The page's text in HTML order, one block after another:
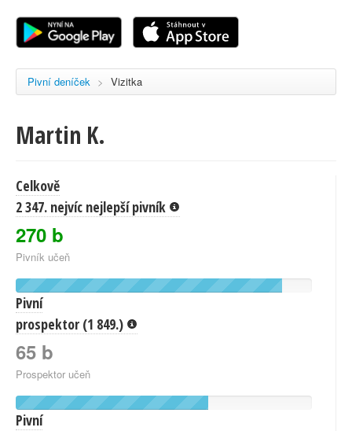
Registrace
Pivní deníček > Vizitka
Martin K.
Celkově
2 347. nejvíc nejlepší pivník
270 b
Pivník učeň
Pivní
prospektor (1 849.)
65 b
Prospektor učeň
Pivní